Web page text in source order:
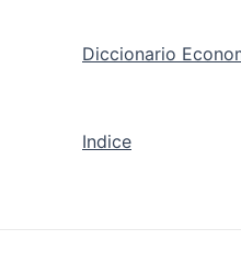
Diccionario
Indice